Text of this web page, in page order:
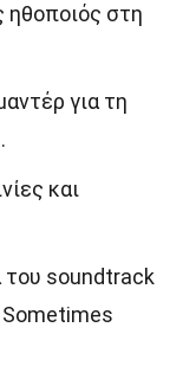
στη
για τη
και
του soundtrack
Sometimes